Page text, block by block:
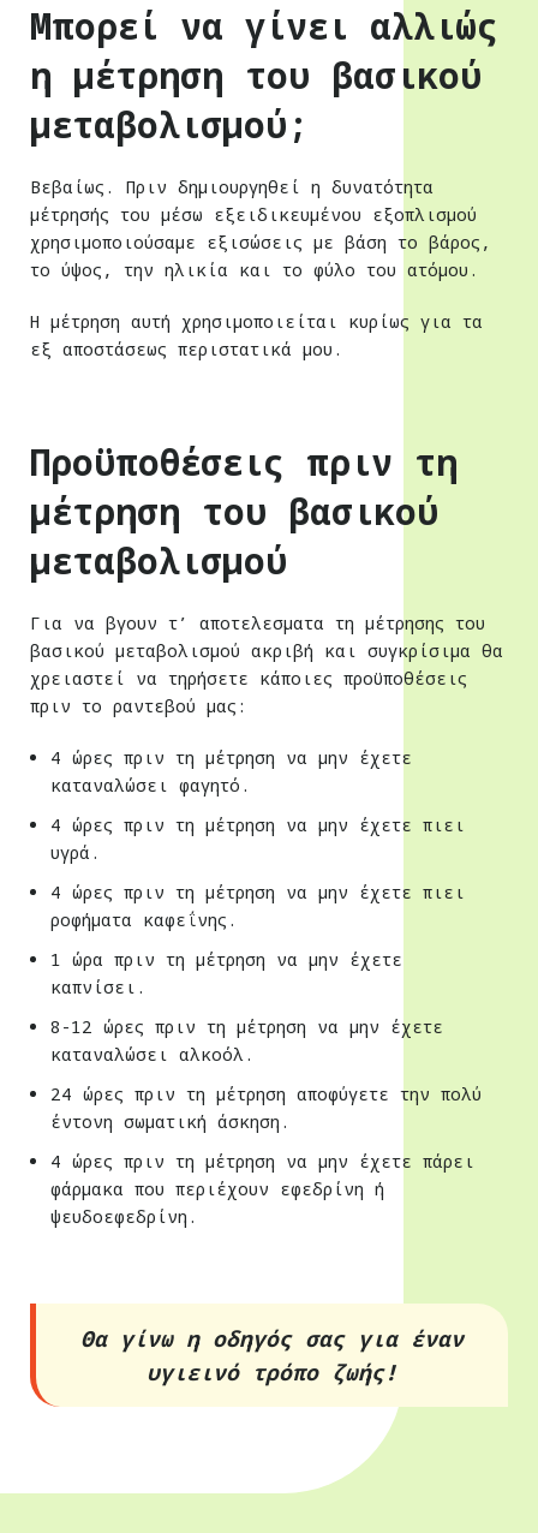
Μπορεί να γίνει αλλιώς
η μέτρηση του βασικού
μεταβολισμού;
Βεβαίως. Πριν δημιουργηθεί η δυνατότητα
μέτρησής του μέσω εξειδικευμένου εξοπλισμού
χρησιμοποιούσαμε εξισώσεις με βάση το βάρος,
το ύψος, την ηλικία και το φύλο του ατόμου.
Η μέτρηση αυτή χρησιμοποιείται κυρίως για τα
εξ αποστάσεως περιστατικά μου.
Προϋποθέσεις πριν τη
μέτρηση του βασικού
μεταβολισμού
Για να βγουν τ’ αποτελεσματα τη μέτρησης του
βασικού μεταβολισμού ακριβή και συγκρίσιμα θα
χρειαστεί να τηρήσετε κάποιες προϋποθέσεις
πριν το ραντεβού μας:
4 ώρες πριν τη μέτρηση να μην έχετε
καταναλώσει φαγητό.
4 ώρες πριν τη μέτρηση να μην έχετε πιει
υγρά.
4 ώρες πριν τη μέτρηση να μην έχετε πιει
ροφήματα καφεΐνης.
1 ώρα πριν τη μέτρηση να μην έχετε
καπνίσει.
8-12 ώρες πριν τη μέτρηση να μην έχετε
καταναλώσει αλκοόλ.
24 ώρες πριν τη μέτρηση αποφύγετε την πολύ
έντονη σωματική άσκηση.
4 ώρες πριν τη μέτρηση να μην έχετε πάρει
φάρμακα που περιέχουν εφεδρίνη ή
ψευδοεφεδρίνη.
Θα γίνω η οδηγός σας για έναν
υγιεινό τρόπο ζωής!